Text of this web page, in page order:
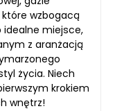
wzbogacą
idealne miejsce,
z aranżacją
życia. Niech
krokiem
wnętrz!